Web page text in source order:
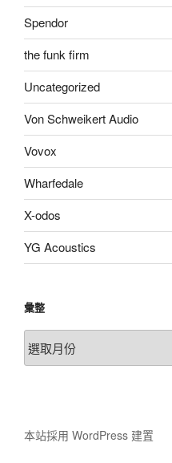
Spendor
the funk firm
Uncategorized
Von Schweikert Audio
Vovox
Wharfedale
X-odos
YG Acoustics
彙整
彙
整
本站採用 WordPress 建置